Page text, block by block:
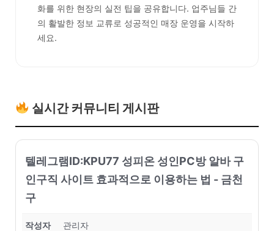
화를 위한 현장의 실전 팁을 공유합니다. 업주님들 간
의 활발한 정보 교류로 성공적인 매장 운영을 시작하
세요.
실시간 커뮤니티 게시판
텔레그램ID:KPU77 성피온 성인PC방 알바 구
인구직 사이트 효과적으로 이용하는 법 - 금천
구
작성자 관리자